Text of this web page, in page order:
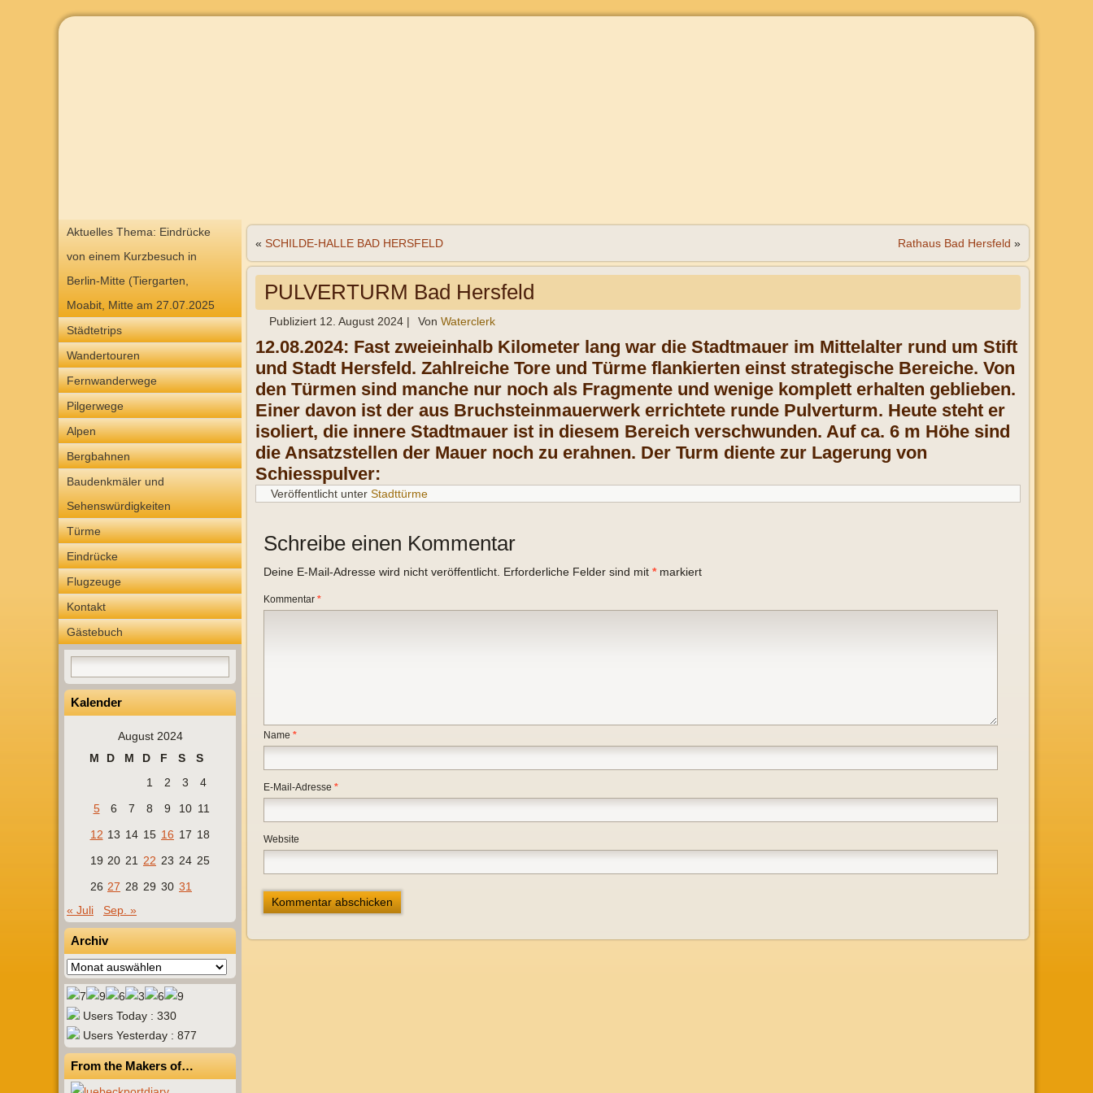
Aktuelles Thema: Eindrücke
von einem Kurzbesuch in
Berlin-Mitte (Tiergarten,
Moabit, Mitte am 27.07.2025
Städtetrips
Wandertouren
Fernwanderwege
Pilgerwege
Alpen
Bergbahnen
Baudenkmäler und
Sehenswürdigkeiten
Türme
Eindrücke
Flugzeuge
Kontakt
Gästebuch
Kalender
August 2024
M
D M D F S
S
1
2 3
4
5
6 7 8 9 10 11
12 13 14 15 16 17 18
19 20 21 22 23 24 25
26 27 28 29 30 31
« Juli
Sep. »
Archiv
Archiv
Users Today : 330
Users Yesterday : 877
From the Makers of…
« SCHILDE-HALLE BAD HERSFELD Rathaus Bad Hersfeld »
PULVERTURM Bad Hersfeld
Publiziert 12. August 2024 | Von Waterclerk
12.08.2024: Fast zweieinhalb Kilometer lang war die Stadtmauer im Mittelalter rund um Stift
und Stadt Hersfeld. Zahlreiche Tore und Türme flankierten einst strategische Bereiche. Von
den Türmen sind manche nur noch als Fragmente und wenige komplett erhalten geblieben.
Einer davon ist der aus Bruchsteinmauerwerk errichtete runde Pulverturm. Heute steht er
isoliert, die innere Stadtmauer ist in diesem Bereich verschwunden. Auf ca. 6 m Höhe sind
die Ansatzstellen der Mauer noch zu erahnen. Der Turm diente zur Lagerung von
Schiesspulver:
Veröffentlicht unter Stadttürme
Schreibe einen Kommentar
Deine E-Mail-Adresse wird nicht veröffentlicht. Erforderliche Felder sind mit *markiert
Kommentar *
Name *
E-Mail-Adresse *
Website